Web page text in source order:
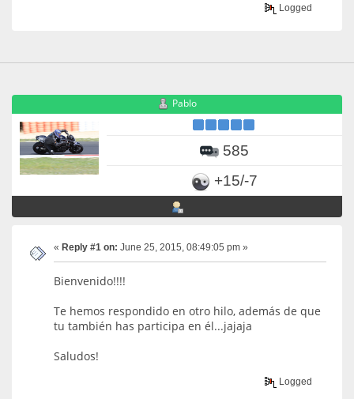
Logged
Pablo
585
+15/-7
« Reply #1 on: June 25, 2015, 08:49:05 pm »
Bienvenido!!!!
Te hemos respondido en otro hilo, además de que
tu también has participa en él...jajaja
Saludos!
Logged